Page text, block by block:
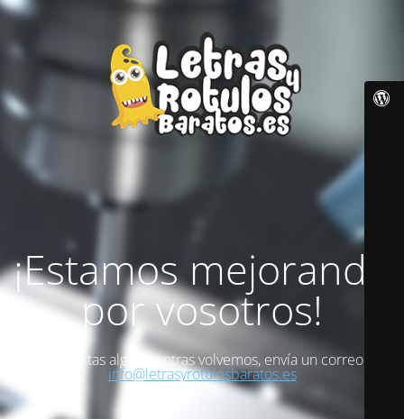
¡Estamos mejorando
por vosotros!
Si necesitas algo mientras volvemos, envía un correo a
info@letrasyrotulosbaratos.es